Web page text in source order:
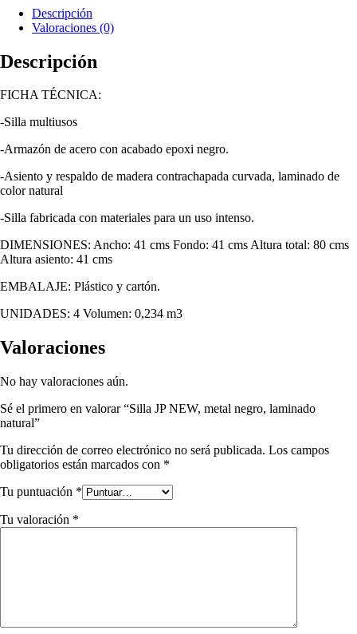
Descripción
Valoraciones (0)
Descripción
FICHA TÉCNICA:
-Silla multiusos
-Armazón de acero con acabado epoxi negro.
-Asiento y respaldo de madera contrachapada curvada, laminado de
color natural
-Silla fabricada con materiales para un uso intenso.
DIMENSIONES: Ancho: 41 cms Fondo: 41 cms Altura total: 80 cms
Altura asiento: 41 cms
EMBALAJE: Plástico y cartón.
UNIDADES: 4 Volumen: 0,234 m3
Valoraciones
No hay valoraciones aún.
Sé el primero en valorar “Silla JP NEW, metal negro, laminado
natural”
Tu dirección de correo electrónico no será publicada. Los campos
obligatorios están marcados con *
Tu puntuación *
Tu valoración *